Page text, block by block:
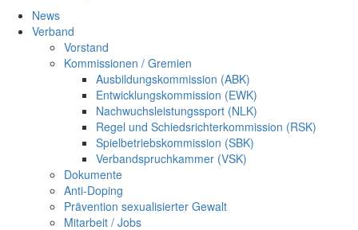
News
Verband
Vorstand
Kommissionen / Gremien
Ausbildungskommission (ABK)
Entwicklungskommission (EWK)
Nachwuchsleistungssport (NLK)
Regel und Schiedsrichterkommission (RSK)
Spielbetriebskommission (SBK)
Verbandspruchkammer (VSK)
Dokumente
Anti-Doping
Prävention sexualisierter Gewalt
Mitarbeit / Jobs